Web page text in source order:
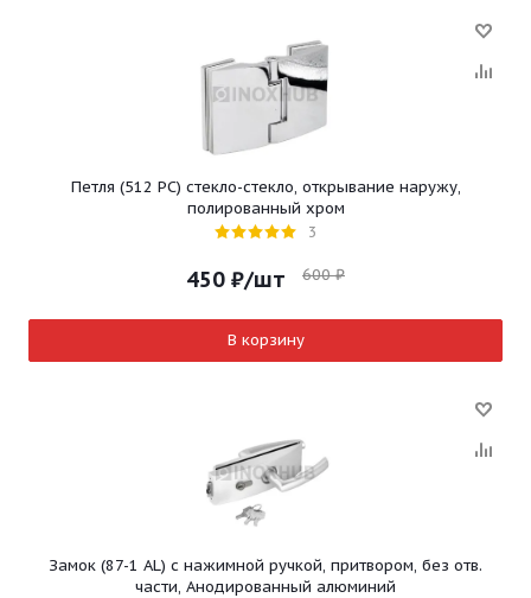
Петля (512 PC) стекло-стекло, открывание наружу,
полированный хром
3
450 ₽/шт 600₽
В корзину
Замок (87-1 AL) с нажимной ручкой, притвором, без отв.
части, Анодированный алюминий